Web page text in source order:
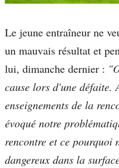
Le jeune entraîneur ne
un mauvais résultat et
lui, dimanche dernier :
cause lors d'une défaite.
enseignements de la
évoqué notre
rencontre et ce pourquoi
dangereux dans la